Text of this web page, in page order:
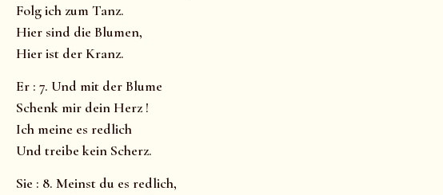
Folg ich zum Tanz.
Hier sind die Blumen,
Hier ist der Kranz.
Er : 7. Und mit der Blume
Schenk mir dein Herz !
Ich meine es redlich
Und treibe kein Scherz.
Sie : 8. Meinst du es redlich,